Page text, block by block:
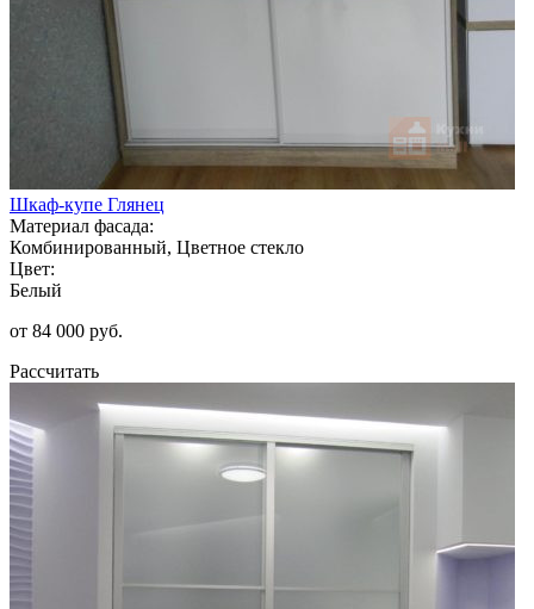
Шкаф-купе Глянец
Материал фасада:
Комбинированный, Цветное стекло
Цвет:
Белый
от 84 000 руб.
Рассчитать